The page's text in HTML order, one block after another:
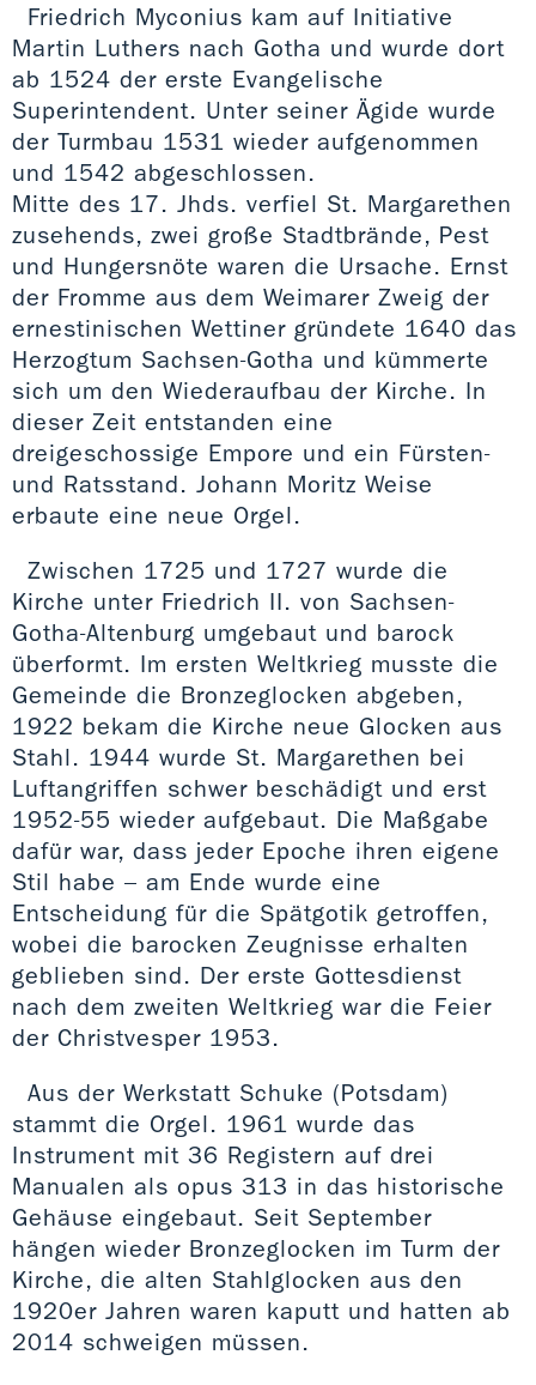
Friedrich Myconius kam auf Initiative
Martin Luthers nach Gotha und wurde dort
ab 1524 der erste Evangelische
Superintendent. Unter seiner Ägide wurde
der Turmbau 1531 wieder aufgenommen
und 1542 abgeschlossen.
Mitte des 17. Jhds. verfiel St. Margarethen
zusehends, zwei große Stadtbrände, Pest
und Hungersnöte waren die Ursache. Ernst
der Fromme aus dem Weimarer Zweig der
ernestinischen Wettiner gründete 1640 das
Herzogtum Sachsen-Gotha und kümmerte
sich um den Wiederaufbau der Kirche. In
dieser Zeit entstanden eine
dreigeschossige Empore und ein Fürsten-
und Ratsstand. Johann Moritz Weise
erbaute eine neue Orgel.
Zwischen 1725 und 1727 wurde die
Kirche unter Friedrich II. von Sachsen-
Gotha-Altenburg umgebaut und barock
überformt. Im ersten Weltkrieg musste die
Gemeinde die Bronzeglocken abgeben,
1922 bekam die Kirche neue Glocken aus
Stahl. 1944 wurde St. Margarethen bei
Luftangriffen schwer beschädigt und erst
1952-55 wieder aufgebaut. Die Maßgabe
dafür war, dass jeder Epoche ihren eigene
Stil habe – am Ende wurde eine
Entscheidung für die Spätgotik getroffen,
wobei die barocken Zeugnisse erhalten
geblieben sind. Der erste Gottesdienst
nach dem zweiten Weltkrieg war die Feier
der Christvesper 1953.
Aus der Werkstatt Schuke (Potsdam)
stammt die Orgel. 1961 wurde das
Instrument mit 36 Registern auf drei
Manualen als opus 313 in das historische
Gehäuse eingebaut. Seit September
hängen wieder Bronzeglocken im Turm der
Kirche, die alten Stahlglocken aus den
1920er Jahren waren kaputt und hatten ab
2014 schweigen müssen.